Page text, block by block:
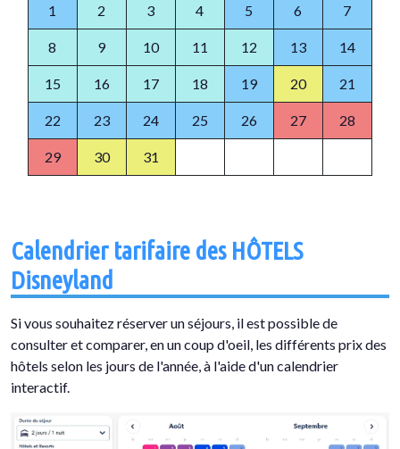
1 2 3 4 5 6 7
8 9 10 11 12 13 14
15 16 17 18 19 20 21
22 23 24 25 26 27 28
29 30 31
Calendrier tarifaire des HÔTELS
Disneyland
Si vous souhaitez réserver un séjours, il est possible de
consulter et comparer, en un coup d'oeil, les différents prix des
hôtels selon les jours de l'année, à l'aide d'un calendrier
interactif.